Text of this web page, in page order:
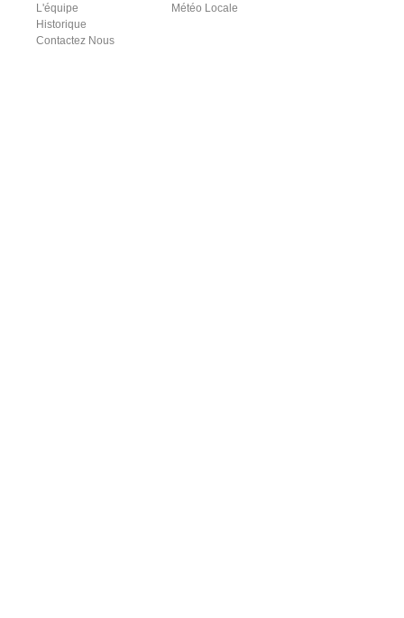
L'équipe
Historique
Contactez Nous
Météo Locale